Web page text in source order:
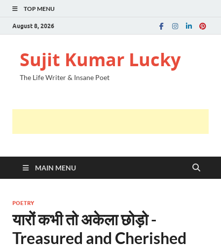
TOP MENU
August 8, 2026
Sujit Kumar Lucky
The Life Writer & Insane Poet
MAIN MENU
POETRY
यारों कभी तो अकेला छोड़ो -
Treasured and Cherished